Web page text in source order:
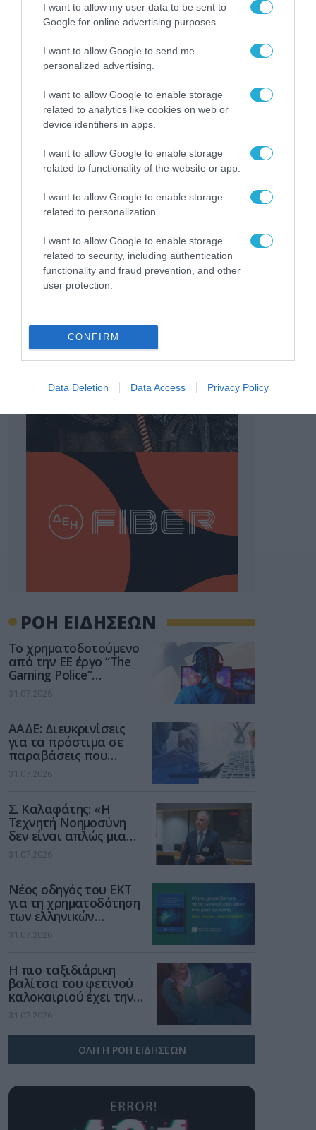
I want to allow my user data to be sent to
Google for online advertising purposes.
I want to allow Google to send me
personalized advertising.
I want to allow Google to enable storage
related to analytics like cookies on web or
device identifiers in apps.
I want to allow Google to enable storage
related to functionality of the website or app.
I want to allow Google to enable storage
related to personalization.
I want to allow Google to enable storage
related to security, including authentication
functionality and fraud prevention, and other
user protection.
CONFIRM
Data Deletion Data Access Privacy Policy
– Η εμφάνιση της επιτοίχιας εγκατάστασης
ενδέχεται να διαφέρει, ανάλογα με τον τρόπο
τοποθέτησης και τα χαρακτηριστικά του
τοίχου.
ΡΟΗ ΕΙΔΗΣΕΩΝ
Το χρηματοδοτούμενο
από την ΕΕ έργο “The
Gaming Police”
ενισχύει την ασφάλεια
των παιδιών στο
31.07.2026
ΑΑΔΕ: Διευκρινίσεις
για τα πρόστιμα σε
παραβάσεις που
αφορούν τους ΦΗΜ
31.07.2026
Σ. Καλαφάτης: «Η
Τεχνητή Νοημοσύνη
δεν είναι απλώς μια
νέα τεχνολογία, είναι
μια νέα βιομηχανική
31.07.2026
Νέος οδηγός του ΕΚΤ
για τη χρηματοδότηση
των ελληνικών
επιχειρήσεων στον
χώρο της άμυνας
31.07.2026
Η πιο ταξιδιάρικη
βαλίτσα του φετινού
καλοκαιριού έχει την
υπογραφή της Xiaomi
31.07.2026
ΟΛΗ Η ΡΟΗ ΕΙΔΗΣΕΩΝ